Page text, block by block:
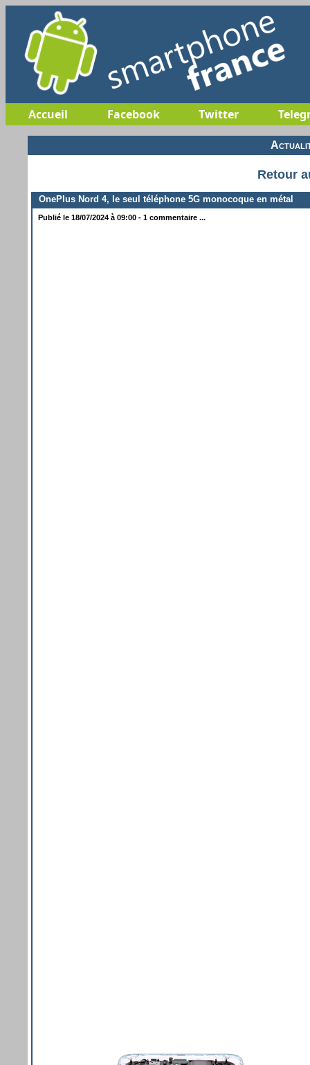
Accueil Facebook Twitter
Retour
OnePlus Nord 4, le seul téléphone 5G monocoque en métal
Publié le 18/07/2024 à 09:00 - 1 commentaire ...